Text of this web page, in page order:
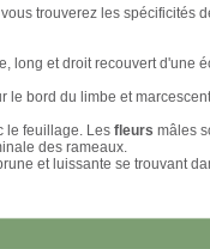
trouverez les spécificités
long et droit recouvert d'une
le bord du limbe et
le feuillage. Les fleurs mâles
des rameaux.
et luissante se trouvant